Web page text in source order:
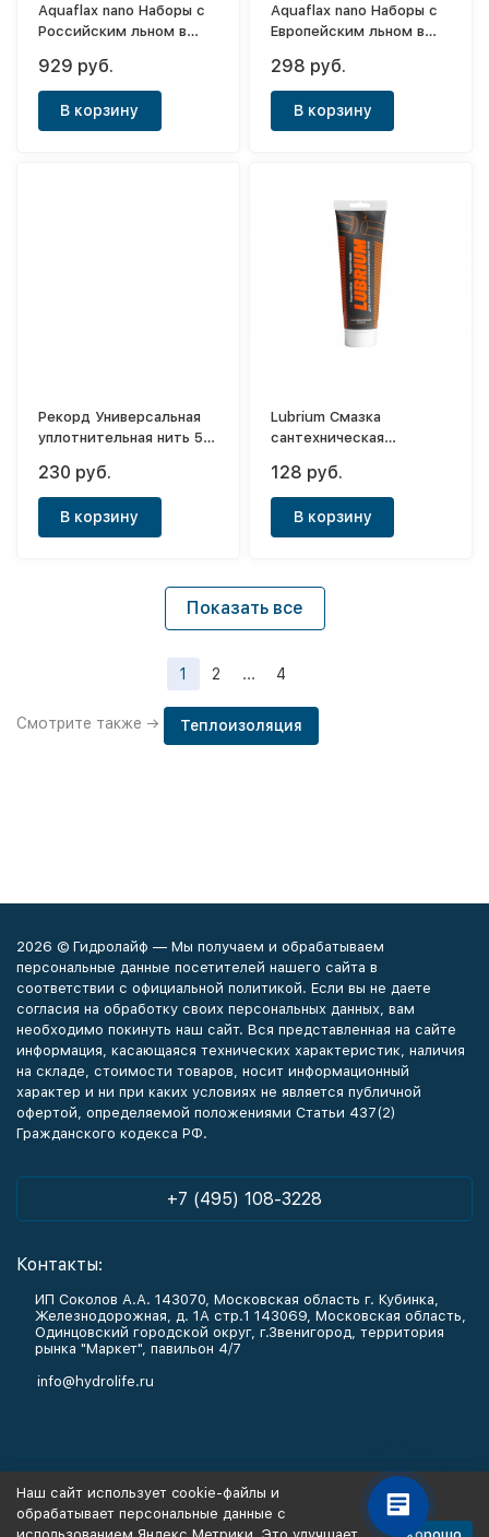
Aquaflax nano Наборы с
Российским льном в
40 г лён
929 руб.
В корзину
Aquaflax nano Наборы с
Европейским льном в
г лён
298 руб.
В корзину
Рекорд Универсальная
уплотнительная нить 50
230 руб.
В корзину
Lubrium Смазка
сантехническая
г,тюбик с еврослотом
128 руб.
В корзину
Показать все
1 2 ... 4
Смотрите также → Теплоизоляция
2026 © Гидролайф — Мы получаем и обрабатываем
персональные данные посетителей нашего сайта в
соответствии с официальной политикой. Если вы не даете
согласия на обработку своих персональных данных, вам
необходимо покинуть наш сайт. Вся представленная на сайте
информация, касающаяся технических характеристик, наличия
на складе, стоимости товаров, носит информационный
характер и ни при каких условиях не является публичной
офертой, определяемой положениями Статьи 437(2)
Гражданского кодекса РФ.
+7 (495) 108-3228
Контакты:
ИП Соколов А.А. 143070, Московская область г. Кубинка,
Железнодорожная, д. 1А стр.1 143069, Московская область,
Одинцовский городской округ, г.Звенигород, территория
рынка "Маркет", павильон 4/7
info@hydrolife.ru
Информация
Наш сайт использует cookie-файлы и
обрабатывает персональные данные с
Хорошо